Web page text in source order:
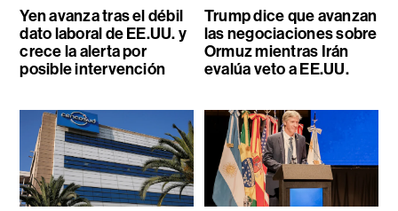
Yen avanza tras el débil
dato laboral de EE.UU. y
crece la alerta por
posible intervención
Trump dice que avanzan
las negociaciones sobre
Ormuz mientras Irán
evalúa veto a EE.UU.